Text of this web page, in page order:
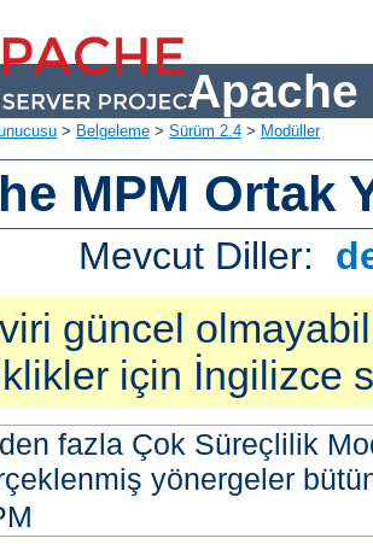
Apache
> Belgeleme > Sürüm 2.4 > Modüller
MPM Ortak
Mevcut Diller:
güncel
için İngilizce
fazla Çok Süreçlilik
yönergeler